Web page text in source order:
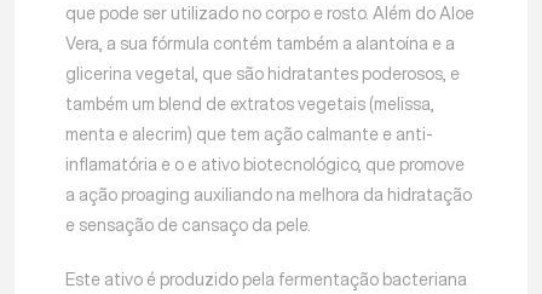
que pode ser utilizado no corpo e rosto. Além do Aloe
Vera, a sua fórmula contém também a alantoína e a
glicerina vegetal, que são hidratantes poderosos, e
também um blend de extratos vegetais (melissa,
menta e alecrim) que tem ação calmante e anti-
inflamatória e o e ativo biotecnológico, que promove
a ação proaging auxiliando na melhora da hidratação
e sensação de cansaço da pele.
Este ativo é produzido pela fermentação bacteriana